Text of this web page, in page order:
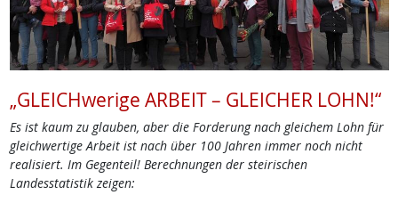
„GLEICHwerige ARBEIT – GLEICHER LOHN!“
Es ist kaum zu glauben, aber die Forderung nach gleichem Lohn für
gleichwertige Arbeit ist nach über 100 Jahren immer noch nicht
realisiert. Im Gegenteil! Berechnungen der steirischen
Landesstatistik zeigen: